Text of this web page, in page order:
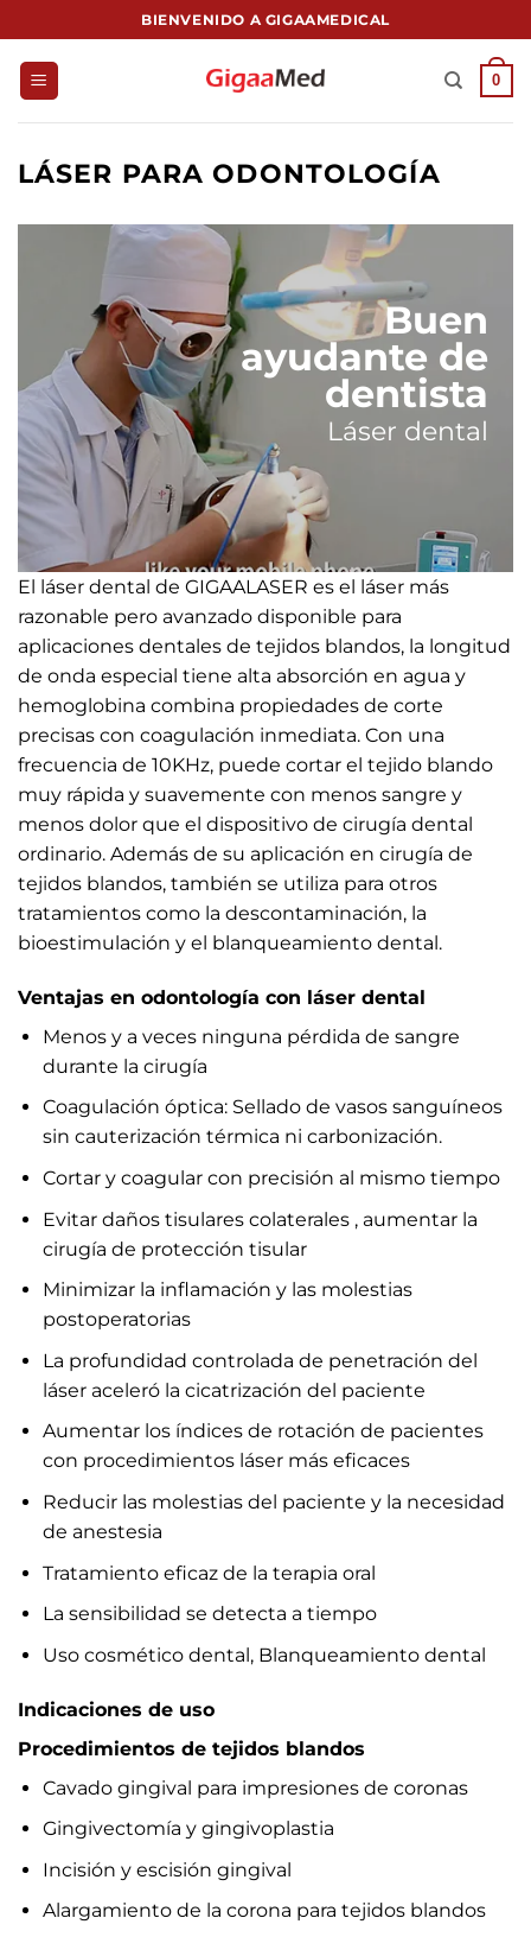
al
contenido
BIENVENIDO A GIGAAMEDICAL
0
LÁSER PARA ODONTOLOGÍA
Buen
ayudante de
dentista
Láser dental
El láser dental de GIGAALASER es el láser más
razonable pero avanzado disponible para
aplicaciones dentales de tejidos blandos, la longitud
de onda especial tiene alta absorción en agua y
hemoglobina combina propiedades de corte
precisas con coagulación inmediata. Con una
frecuencia de 10KHz, puede cortar el tejido blando
muy rápida y suavemente con menos sangre y
menos dolor que el dispositivo de cirugía dental
ordinario. Además de su aplicación en cirugía de
tejidos blandos, también se utiliza para otros
tratamientos como la descontaminación, la
bioestimulación y el blanqueamiento dental.
Ventajas en odontología con láser dental
Menos y a veces ninguna pérdida de sangre
durante la cirugía
Coagulación óptica: Sellado de vasos sanguíneos
sin cauterización térmica ni carbonización.
Cortar y coagular con precisión al mismo tiempo
Evitar daños tisulares colaterales , aumentar la
cirugía de protección tisular
Minimizar la inflamación y las molestias
postoperatorias
La profundidad controlada de penetración del
láser aceleró la cicatrización del paciente
Aumentar los índices de rotación de pacientes
con procedimientos láser más eficaces
Reducir las molestias del paciente y la necesidad
de anestesia
Tratamiento eficaz de la terapia oral
La sensibilidad se detecta a tiempo
Uso cosmético dental, Blanqueamiento dental
Indicaciones de uso
Procedimientos de tejidos blandos
Cavado gingival para impresiones de coronas
Gingivectomía y gingivoplastia
Incisión y escisión gingival
Alargamiento de la corona para tejidos blandos